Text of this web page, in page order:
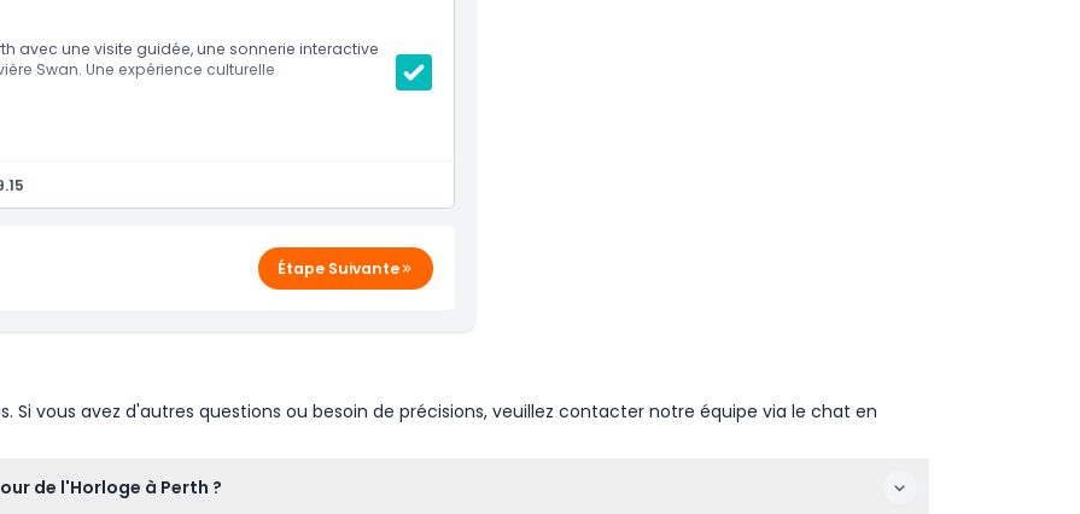
avec une visite guidée, une sonnerie interactive
Swan. Une expérience culturelle
de sonnerie des cloches
Étape Suivante
Si vous avez d'autres questions ou besoin de précisions, veuillez contacter notre équipe via le chat en
de l'Horloge à Perth ?